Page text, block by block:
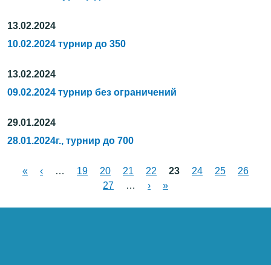
13.02.2024
10.02.2024 турнир до 350
13.02.2024
09.02.2024 турнир без ограничений
29.01.2024
28.01.2024г., турнир до 700
« ‹ … 19 20 21 22 23 24 25
26
27
… › »